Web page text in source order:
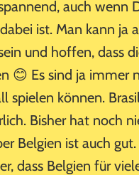
auch wenn
ist. Man kann ja
und hoffen, dass
😊 Es sind ja immer
spielen können.
Bisher hat noch
Belgien ist auch
dass Belgien für